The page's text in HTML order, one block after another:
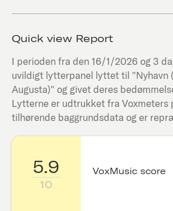
Quick view Report
I perioden fra den16/1/2026 og 3
uvildigt lytterpanel lyttet til "Nyhavn
Augusta)" og givet deres
Lytterne er udtrukket fra Voxmeters
tilhørende baggrundsdata og er
5.9
10
VoxMusic score